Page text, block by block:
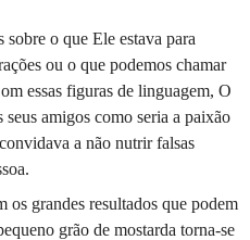
o que Ele estava para
ou o que podemos chamar
essas figuras de linguagem, O
amigos como seria a paixão
a não nutrir falsas
os grandes resulta­dos que podem
grão de mostarda torna-se